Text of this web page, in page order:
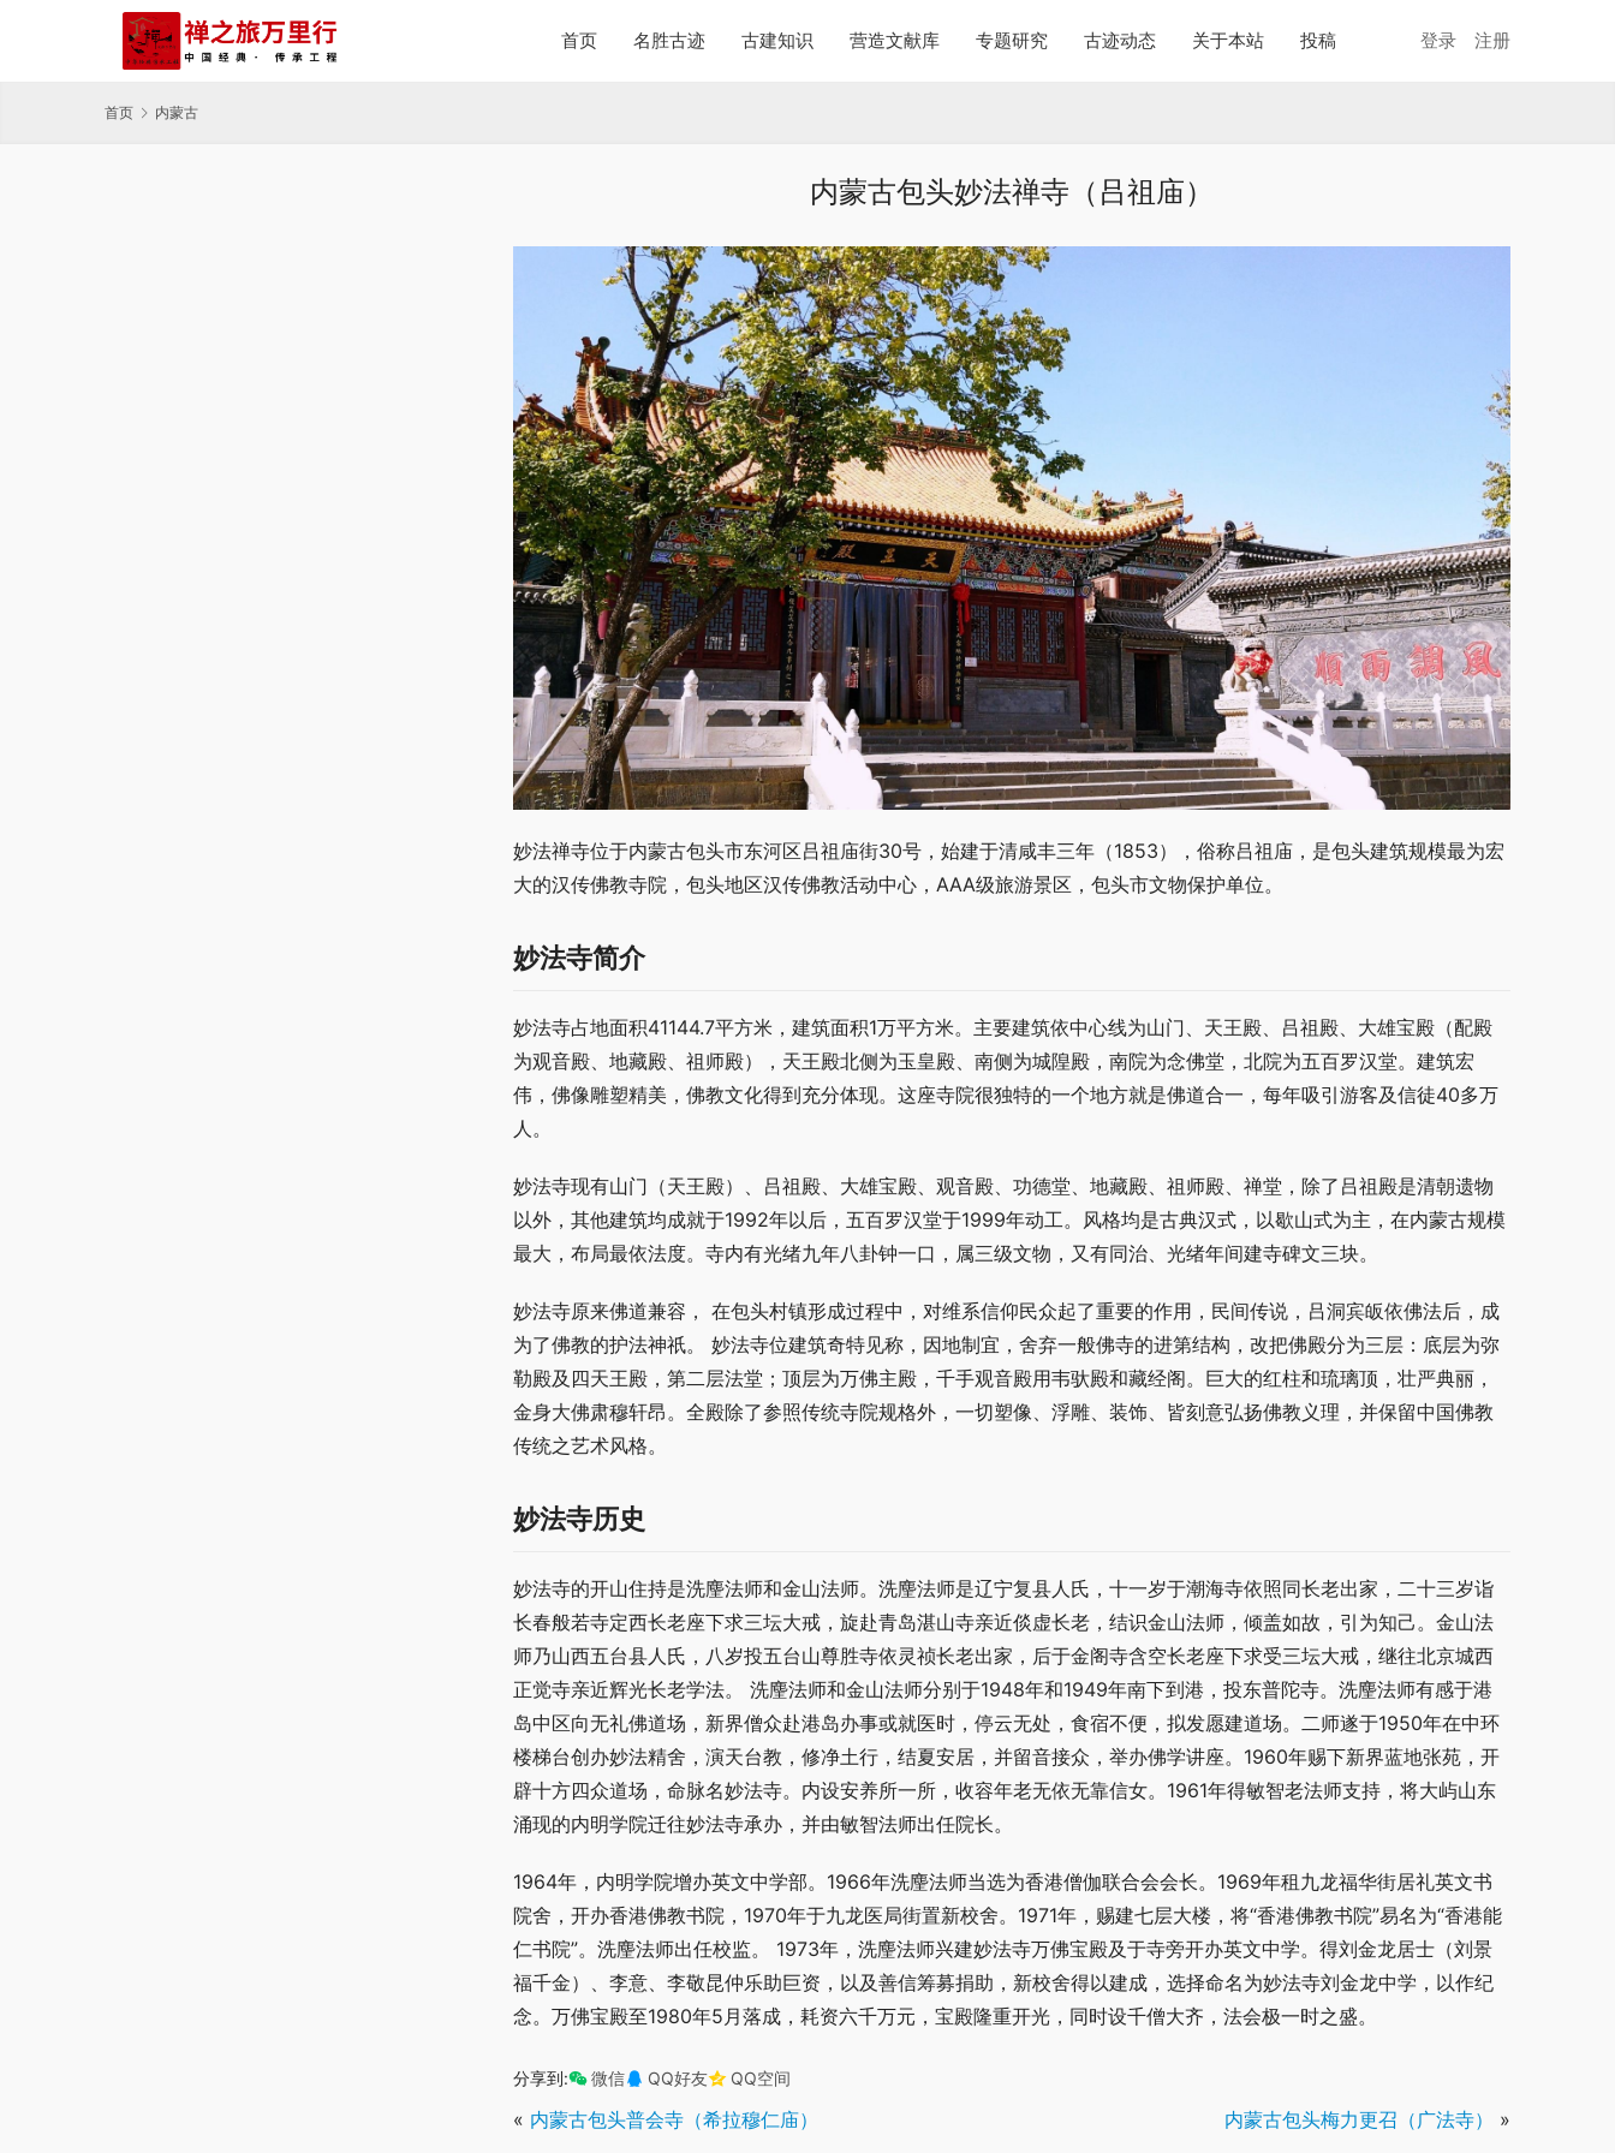
首页 名胜古迹 古建知识 营造文献库 专题研究 古迹动态 关于本站 投稿 登录 注册
首页 内蒙古
内蒙古包头妙法禅寺（吕祖庙）
妙法禅寺位于内蒙古包头市东河区吕祖庙街30号，始建于清咸丰三年（1853），俗称吕祖庙，是包头建筑规模最为宏
大的汉传佛教寺院，包头地区汉传佛教活动中心，AAA级旅游景区，包头市文物保护单位。
妙法寺简介
妙法寺占地面积41144.7平方米，建筑面积1万平方米。主要建筑依中心线为山门、天王殿、吕祖殿、大雄宝殿（配殿
为观音殿、地藏殿、祖师殿），天王殿北侧为玉皇殿、南侧为城隍殿，南院为念佛堂，北院为五百罗汉堂。建筑宏
伟，佛像雕塑精美，佛教文化得到充分体现。这座寺院很独特的一个地方就是佛道合一，每年吸引游客及信徒40多万
人。
妙法寺现有山门（天王殿）、吕祖殿、大雄宝殿、观音殿、功德堂、地藏殿、祖师殿、禅堂，除了吕祖殿是清朝遗物
以外，其他建筑均成就于1992年以后，五百罗汉堂于1999年动工。风格均是古典汉式，以歇山式为主，在内蒙古规模
最大，布局最依法度。寺内有光绪九年八卦钟一口，属三级文物，又有同治、光绪年间建寺碑文三块。
妙法寺原来佛道兼容， 在包头村镇形成过程中，对维系信仰民众起了重要的作用，民间传说，吕洞宾皈依佛法后，成
为了佛教的护法神祇。 妙法寺位建筑奇特见称，因地制宜，舍弃一般佛寺的进第结构，改把佛殿分为三层：底层为弥
勒殿及四天王殿，第二层法堂；顶层为万佛主殿，千手观音殿用韦驮殿和藏经阁。巨大的红柱和琉璃顶，壮严典丽，
金身大佛肃穆轩昂。全殿除了参照传统寺院规格外，一切塑像、浮雕、装饰、皆刻意弘扬佛教义理，并保留中国佛教
传统之艺术风格。
妙法寺历史
妙法寺的开山住持是洗麈法师和金山法师。洗麈法师是辽宁复县人氏，十一岁于潮海寺依照同长老出家，二十三岁诣
长春般若寺定西长老座下求三坛大戒，旋赴青岛湛山寺亲近倓虚长老，结识金山法师，倾盖如故，引为知己。金山法
师乃山西五台县人氏，八岁投五台山尊胜寺依灵祯长老出家，后于金阁寺含空长老座下求受三坛大戒，继往北京城西
正觉寺亲近辉光长老学法。 洗麈法师和金山法师分别于1948年和1949年南下到港，投东普陀寺。洗麈法师有感于港
岛中区向无礼佛道场，新界僧众赴港岛办事或就医时，停云无处，食宿不便，拟发愿建道场。二师遂于1950年在中环
楼梯台创办妙法精舍，演天台教，修净土行，结夏安居，并留音接众，举办佛学讲座。1960年赐下新界蓝地张苑，开
辟十方四众道场，命脉名妙法寺。内设安养所一所，收容年老无依无靠信女。1961年得敏智老法师支持，将大屿山东
涌现的内明学院迁往妙法寺承办，并由敏智法师出任院长。
1964年，内明学院增办英文中学部。1966年洗麈法师当选为香港僧伽联合会会长。1969年租九龙福华街居礼英文书
院舍，开办香港佛教书院，1970年于九龙医局街置新校舍。1971年，赐建七层大楼，将“香港佛教书院”易名为“香港能
仁书院”。洗麈法师出任校监。 1973年，洗麈法师兴建妙法寺万佛宝殿及于寺旁开办英文中学。得刘金龙居士（刘景
福千金）、李意、李敬昆仲乐助巨资，以及善信筹募捐助，新校舍得以建成，选择命名为妙法寺刘金龙中学，以作纪
念。万佛宝殿至1980年5月落成，耗资六千万元，宝殿隆重开光，同时设千僧大齐，法会极一时之盛。
分享到: 微信 QQ好友 QQ空间
« 内蒙古包头普会寺（希拉穆仁庙） 内蒙古包头梅力更召（广法寺） »